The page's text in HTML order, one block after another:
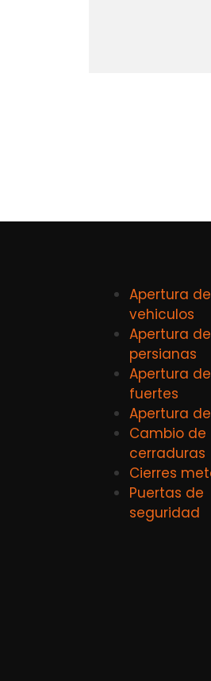
Apertura de
vehiculos
Apertura de
persianas
Apertura
fuertes
Apertura
Cambio de
cerraduras
Cierres
Puertas de
seguridad